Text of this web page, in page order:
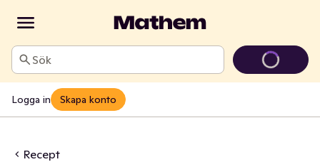
Sök
Logga in Skapa konto
Recept